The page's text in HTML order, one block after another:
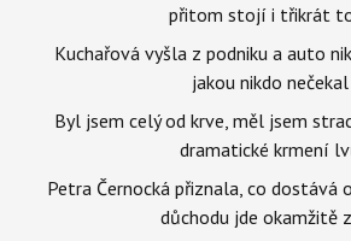
přitom stojí i třikrát
Kuchařová vyšla z podniku a auto
jakou nikdo nečekal
Byl jsem celý od krve, měl jsem
dramatické krmení
Petra Černocká přiznala, co dostává
důchodu jde okamžitě